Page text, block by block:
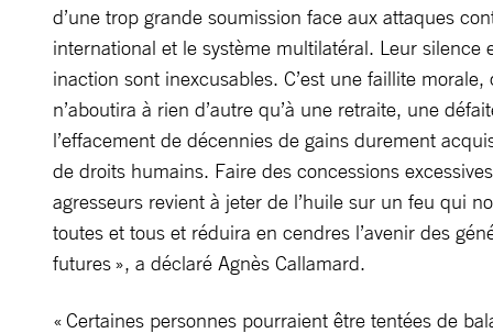
d’une trop grande soumission face aux attaques
international et le système multilatéral. Leur silence
inaction sont inexcusables. C’est une faillite morale,
n’aboutira à rien d’autre qu’à une retraite, une
l’effacement de décennies de gains durement
de droits humains. Faire des concessions
agresseurs revient à jeter de l’huile sur un feu qui
toutes et tous et réduira en cendres l’avenir des
futures », a déclaré Agnès Callamard.
« Certaines personnes pourraient être tentées de